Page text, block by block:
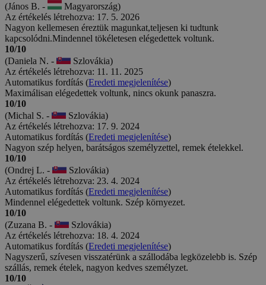
(János B. -
Magyarország)
Az értékelés létrehozva: 17. 5. 2026
Nagyon kellemesen éreztük magunkat,teljesen ki tudtunk
kapcsolódni.Mindennel tökéletesen elégedettek voltunk.
10/10
(Daniela N. -
Szlovákia)
Az értékelés létrehozva: 11. 11. 2025
Automatikus fordítás (Eredeti megjelenítése)
Maximálisan elégedettek voltunk, nincs okunk panaszra.
10/10
(Michal S. -
Szlovákia)
Az értékelés létrehozva: 17. 9. 2024
Automatikus fordítás (Eredeti megjelenítése)
Nagyon szép helyen, barátságos személyzettel, remek ételekkel.
10/10
(Ondrej L. -
Szlovákia)
Az értékelés létrehozva: 23. 4. 2024
Automatikus fordítás (Eredeti megjelenítése)
Mindennel elégedettek voltunk. Szép környezet.
10/10
(Zuzana B. -
Szlovákia)
Az értékelés létrehozva: 18. 4. 2024
Automatikus fordítás (Eredeti megjelenítése)
Nagyszerű, szívesen visszatérünk a szállodába legközelebb is. Szép
szállás, remek ételek, nagyon kedves személyzet.
10/10